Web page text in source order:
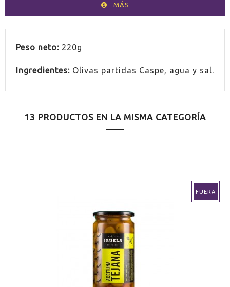
MÁS
PAÍS
Peso neto: 220g
Ingredientes: Olivas partidas Caspe, agua y sal.
13 PRODUCTOS EN LA MISMA CATEGORÍA
FUERA